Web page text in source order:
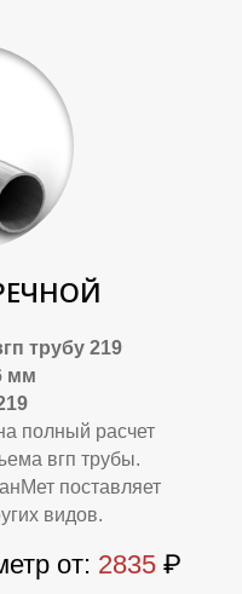
трубу 219
мм
полный расчет
вгп трубы.
поставляет
видов.
от: 2835 ₽